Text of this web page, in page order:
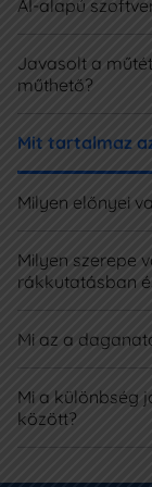
AI-alapú
Javasolt a
műthető?
Mit tartalmaz
Milyen előnyei
Milyen szerepe
rákkutatásban
Mi az a
Mi a különbség
között?